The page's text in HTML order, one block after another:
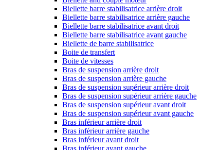
Biellette barre stabilisatrice arrière droit
Biellette barre stabilisatrice arrière gauche
Biellette barre stabilisatrice avant droit
Biellette barre stabilisatrice avant gauche
Biellette de barre stabilisatrice
Boite de transfert
Boite de vitesses
Bras de suspension arrière droit
Bras de suspension arrière gauche
Bras de suspension supérieur arrière droit
Bras de suspension supérieur arrière gauche
Bras de suspension supérieur avant droit
Bras de suspension supérieur avant gauche
Bras inférieur arrière droit
Bras inférieur arrière gauche
Bras inférieur avant droit
Bras inférieur avant gauche